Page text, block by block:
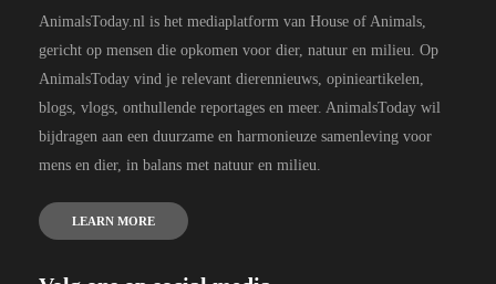
AnimalsToday.nl is het mediaplatform van House of Animals,
gericht op mensen die opkomen voor dier, natuur en milieu. Op
AnimalsToday vind je relevant dierennieuws, opinieartikelen,
blogs, vlogs, onthullende reportages en meer. AnimalsToday wil
bijdragen aan een duurzame en harmonieuze samenleving voor
mens en dier, in balans met natuur en milieu.
LEARN MORE